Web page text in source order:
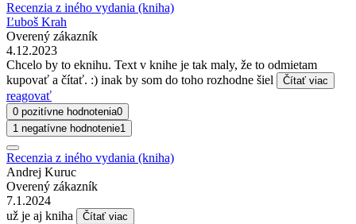
Recenzia z iného vydania (kniha)
Ľuboš Krah
Overený zákazník
4.12.2023
Chcelo by to eknihu. Text v knihe je tak maly, že to odmietam
kupovať a čítať. :) inak by som do toho rozhodne šiel
Čítať viac
reagovať
0 pozitívne hodnotenia0
1 negatívne hodnotenie1
Recenzia z iného vydania (kniha)
Andrej Kuruc
Overený zákazník
7.1.2024
už je aj kniha
Čítať viac